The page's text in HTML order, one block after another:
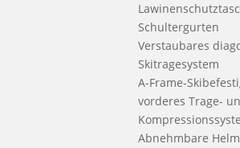
Schultergurten
Verstaubares
Skitragesystem
A-Frame-
vorderes Trage-
Abnehmbare